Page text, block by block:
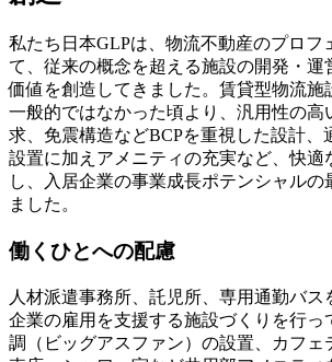
私たち日本GLPは、物流不動産のプロフ
て、従来の概念を超える施設の開発・運
価値を創造してきました。賃貸型物流施
一般的ではなかった頃より、汎用性の高
求、免震構造などBCPを重視した設計、
設置に加えアメニティの充実など、快適
し、入居企業の事業成長ポテンシャルの
ました。
働くひとへの配慮
人材派遣事務所、託児所、専用通勤バス
企業の雇用を支援する施設づくりを行っ
調（ビッグアスファン）の設置、カフェ